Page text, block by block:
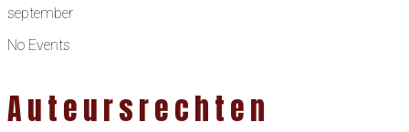
september
No Events
Auteursrechten